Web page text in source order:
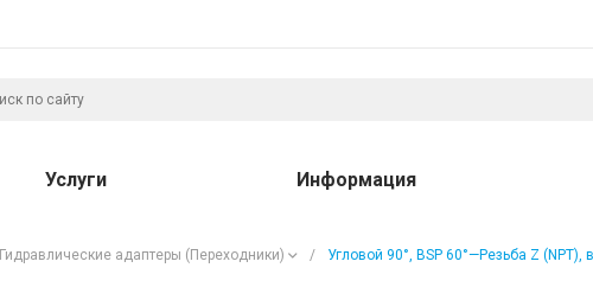
Услуги Информация
Гидравлические адаптеры (Переходники) / Угловой 90°, BSP 60°—Резьба Z (NPT),